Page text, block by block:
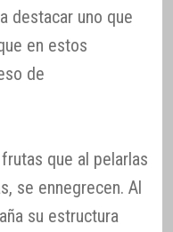
destacar uno que
en estos
de
que al pelarlas
se ennegrecen. Al
su estructura